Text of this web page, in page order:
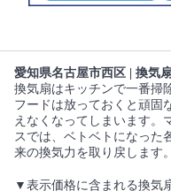
愛知県名古屋市西区 | 換気
換気扇はキッチンで一番掃
フードは放っておくと頑固
えなくなってしまいます。
スでは、ベトベトになった
来の換気力を取り戻します。
▼表示価格に含まれる換気